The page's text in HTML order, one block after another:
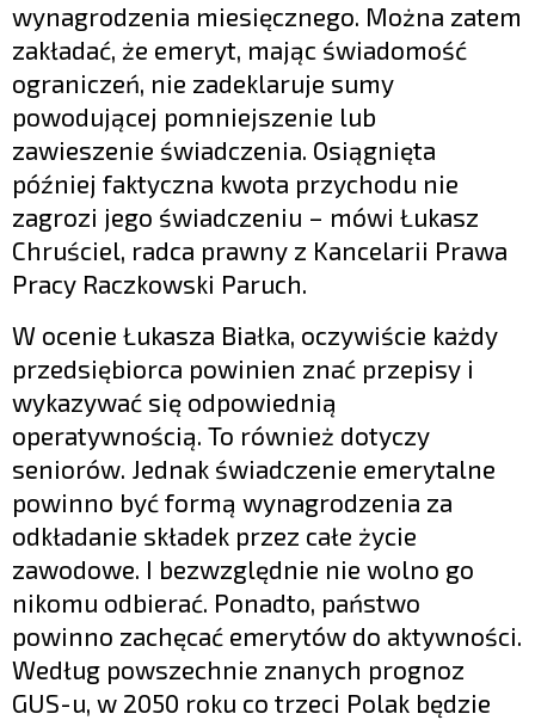
wynagrodzenia miesięcznego. Można zatem
zakładać, że emeryt, mając świadomość
ograniczeń, nie zadeklaruje sumy
powodującej pomniejszenie lub
zawieszenie świadczenia. Osiągnięta
później faktyczna kwota przychodu nie
zagrozi jego świadczeniu – mówi Łukasz
Chruściel, radca prawny z Kancelarii Prawa
Pracy Raczkowski Paruch.
W ocenie Łukasza Białka, oczywiście każdy
przedsiębiorca powinien znać przepisy i
wykazywać się odpowiednią
operatywnością. To również dotyczy
seniorów. Jednak świadczenie emerytalne
powinno być formą wynagrodzenia za
odkładanie składek przez całe życie
zawodowe. I bezwzględnie nie wolno go
nikomu odbierać. Ponadto, państwo
powinno zachęcać emerytów do aktywności.
Według powszechnie znanych prognoz
GUS-u, w 2050 roku co trzeci Polak będzie